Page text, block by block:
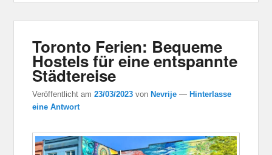
Toronto Ferien: Bequeme
Hostels für eine entspannte
Städtereise
Veröffentlicht am23/03/2023 vonNevrije —Hinterlasse
eine Antwort